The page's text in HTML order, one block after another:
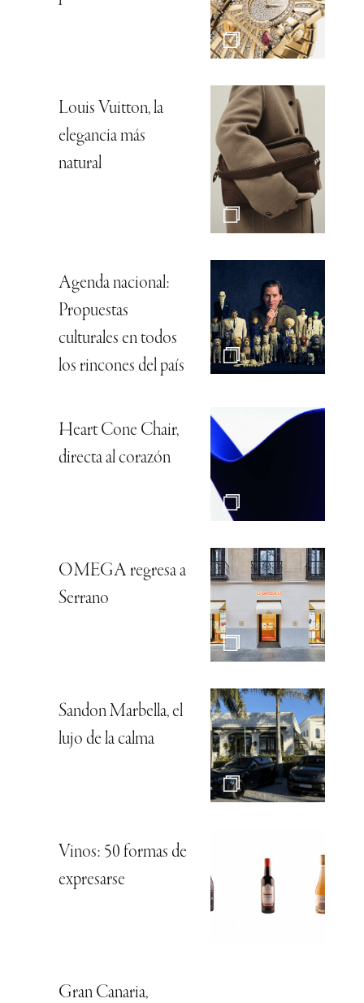
Louis Vuitton, la
elegancia más
natural
Agenda nacional:
Propuestas
culturales en todos
los rincones del país
Heart Cone Chair,
directa al corazón
OMEGA regresa a
Serrano
Sandon Marbella, el
lujo de la calma
Vinos: 50 formas de
expresarse
Gran Canaria,